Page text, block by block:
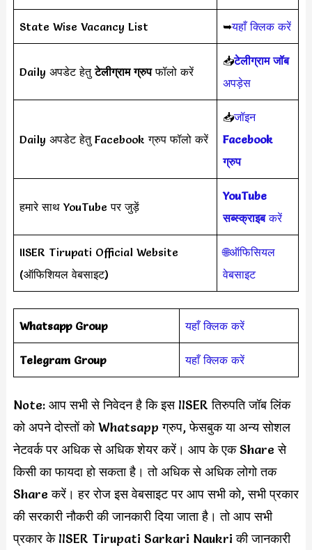
State Wise Vacancy List ➥यहाँ क्लिक करें
Daily अपडेट हेतुटेलीग्राम ग्रुपफॉलो करें
📥टेलीग्राम जॉब
अपड़ेस
Daily अपडेट हेतु Facebook ग्रुप फॉलो करें
📥जॉइन
Facebook
ग्रुप
हमारे साथ YouTube पर जुड़ें
YouTube
सब्स्क्राइबकरें
IISER Tirupati Official Website
(ऑफिशियल वेबसाइट)
🌐ऑफिसियल
वेबसाइट
Whatsapp Group यहाँ क्लिक करें
Telegram Group यहाँ क्लिक करें
Note: आप सभी से निवेदन है कि इस IISER तिरुपति जॉब लिंक
को अपने दोस्तों को Whatsapp ग्रुप, फेसबुक या अन्य सोशल
नेटवर्क पर अधिक से अधिक शेयर करें। आप के एक Share से
किसी का फायदा हो सकता है। तो अधिक से अधिक लोगो तक
Share करें। हर रोज इस वेबसाइट पर आप सभी को, सभी प्रकार
की सरकारी नौकरी की जानकारी दिया जाता है। तो आप सभी
प्रकार के IISER Tirupati Sarkari Naukri की जानकारी